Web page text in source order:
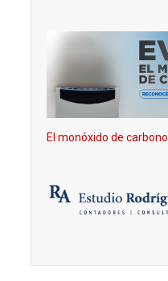
El monóxido de carbono